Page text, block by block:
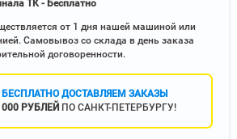
ТК - Бесплатно
от 1 дня нашей машиной или
Самовывоз со склада в день заказа
договоренности.
ДОСТАВЛЯЕМ ЗАКАЗЫ
000 РУБЛЕЙ ПО САНКТ-ПЕТЕРБУРГУ!